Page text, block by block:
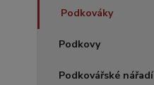
Podkováky
Podkovy
Podkovářské nářadí